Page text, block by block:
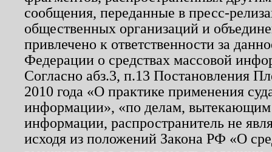
сообщения, переданные в пресс-
общественных организаций и
привлечено к ответственности за
Федерации о средствах массовой
Согласно абз.3, п.13 Постановления
2010 года «О практике применения
информации», «по делам, вытекающим
информации, распространитель не
исходя из положений Закона РФ «О